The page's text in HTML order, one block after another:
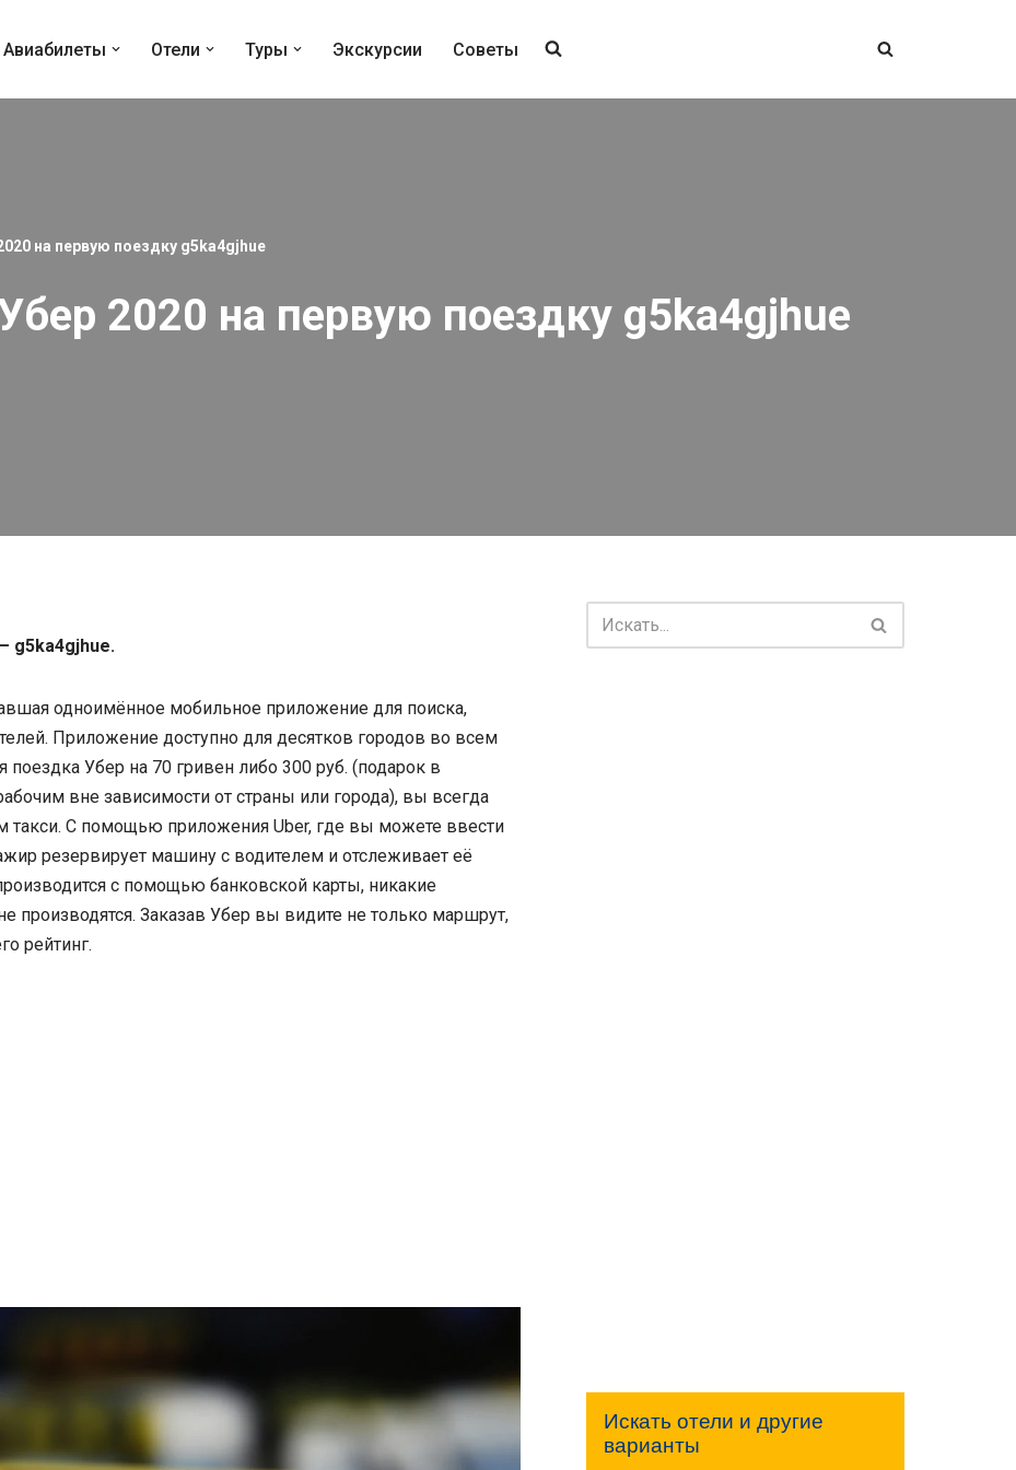
Авиабилеты Отели Туры Экскурсии Советы
на первую поездку g5ka4gjhue
2020 на первую поездку g5ka4gjhue
g5ka4gjhue.
одноимённое мобильное приложение для поиска,
Приложение доступно для десятков городов во всем
поездка Убер на 70 гривен либо 300 руб. (подарок в
вне зависимости от страны или города), вы всегда
такси. С помощью приложения Uber, где вы можете ввести
резервирует машину с водителем и отслеживает её
с помощью банковской карты, никакие
производятся. Заказав Убер вы видите не только маршрут,
рейтинг.
Искать отели и другие
варианты